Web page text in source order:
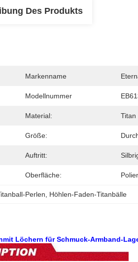
Des Produkts
Markenname
Modellnummer
Material: Titan
Größe:
Auftritt:
Oberfläche:
Perlen Höhlen-Faden-Titanbälle
Löchern für Schmuck-Armband-